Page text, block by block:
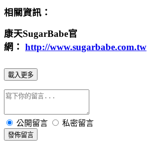
相關資訊：
康天SugarBabe官
網： http://www.sugarbabe.com.tw
載入更多
公開留言 私密留言
發佈留言